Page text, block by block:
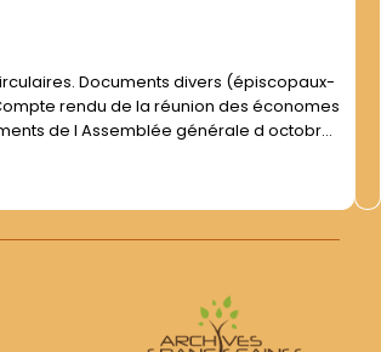
rendu de la réunion des économes
de l Assemblée générale d octobre.
""ressources des membres de l Union
Majeurs -7- au 31 déc. 1981"" (nov.)....